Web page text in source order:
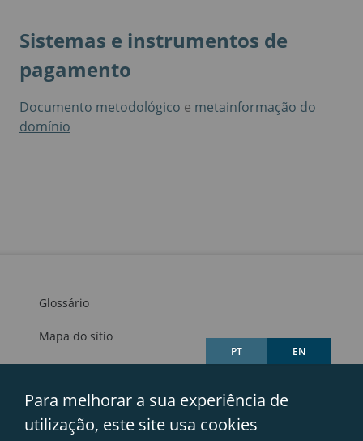
PT EN
Para melhorar a sua experiência de
utilização, este site usa cookies
Sistemas e instrumentos de
pagamento
Documento metodológico e metainformação do
domínio
Glossário
Mapa do sítio
Links úteis
Avisos legais
Contactos